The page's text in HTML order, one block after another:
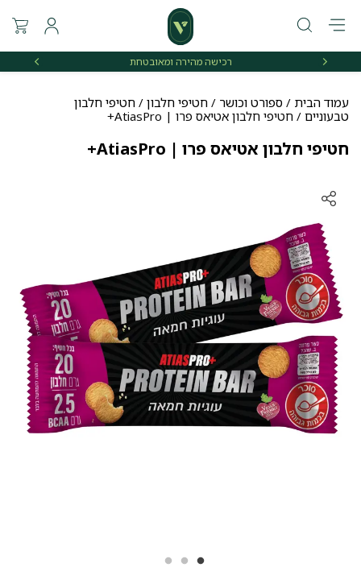
רכישה מהירה ומאובטחת
עמוד הבית / ספורט וכושר / חטיפי חלבון / חטיפי חלבון
טבעוניים / חטיפי חלבון אטיאס פרו | AtiasPro+
חטיפי חלבון אטיאס פרו | AtiasPro+